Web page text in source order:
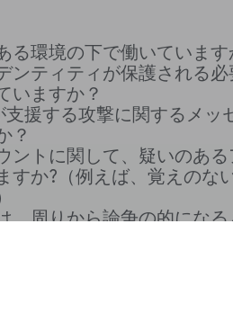
る環境の下で働いています
ンティティが保護される必
いますか？
援する攻撃に関するメッ
？
ントに関して、疑いのあ
すか?（例えば、覚えのな
、周りから論争の的にな
」と答えた場合、あなたは